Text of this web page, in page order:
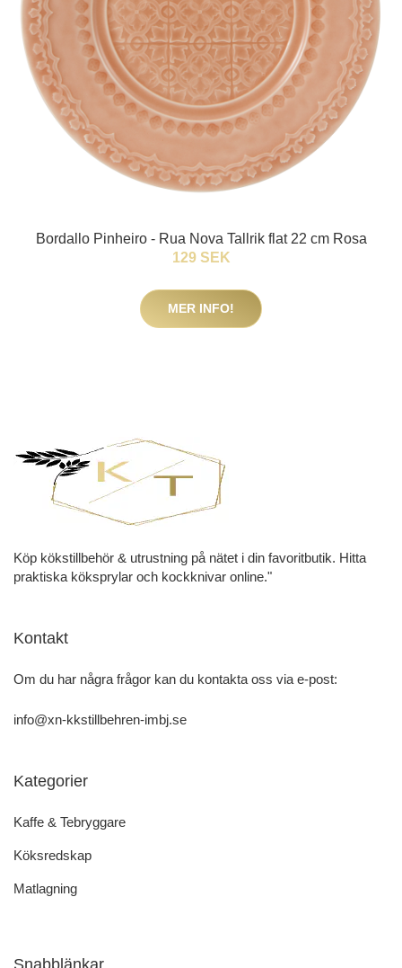
Bordallo Pinheiro - Rua Nova Tallrik flat 22 cm Rosa
129 SEK
MER INFO!
Köp kökstillbehör & utrustning på nätet i din favoritbutik. Hitta
praktiska köksprylar och kockknivar online."
Kontakt
Om du har några frågor kan du kontakta oss via e-post:
info@xn-kkstillbehren-imbj.se
Kategorier
Kaffe & Tebryggare
Köksredskap
Matlagning